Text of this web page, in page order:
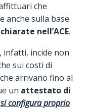
che
anche sulla base
nell’ACE.
infatti, incide non
sui costi di
arrivano fino al
un attestato di
si configura proprio